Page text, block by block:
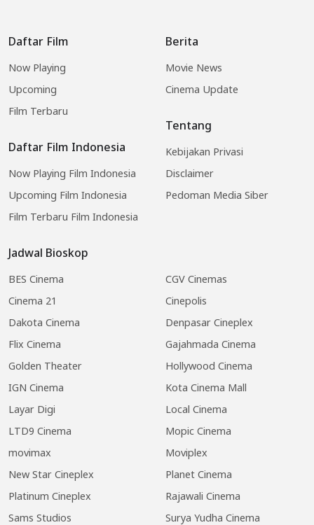
Daftar Film
Now Playing
Upcoming
Film Terbaru
Daftar Film Indonesia
Now Playing Film Indonesia
Upcoming Film Indonesia
Film Terbaru Film Indonesia
Jadwal Bioskop
BES Cinema
CGV Cinemas
Cinema 21
Cinepolis
Dakota Cinema
Denpasar Cineplex
Flix Cinema
Gajahmada Cinema
Golden Theater
Hollywood Cinema
IGN Cinema
Kota Cinema Mall
Layar Digi
Local Cinema
LTD9 Cinema
Mopic Cinema
movimax
Moviplex
New Star Cineplex
Planet Cinema
Platinum Cineplex
Rajawali Cinema
Sams Studios
Surya Yudha Cinema
Berita
Movie News
Cinema Update
Tentang
Kebijakan Privasi
Disclaimer
Pedoman Media Siber